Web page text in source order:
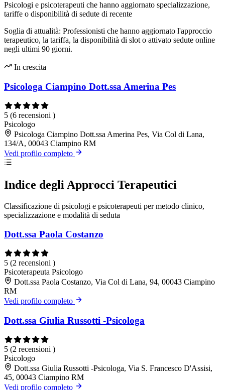
Psicologi e psicoterapeuti che hanno aggiornato specializzazione,
tariffe o disponibilità di sedute di recente
Soglia di attualità: Professionisti che hanno aggiornato l'approccio
terapeutico, la tariffa, la disponibilità di slot o attivato sedute online
negli ultimi 90 giorni.
In crescita
Psicologa Ciampino Dott.ssa Amerina Pes
5 (6 recensioni )
Psicologo
Psicologa Ciampino Dott.ssa Amerina Pes, Via Col di Lana,
134/A, 00043 Ciampino RM
Vedi profilo completo
Indice degli Approcci Terapeutici
Classificazione di psicologi e psicoterapeuti per metodo clinico,
specializzazione e modalità di seduta
Dott.ssa Paola Costanzo
5 (2 recensioni )
Psicoterapeuta Psicologo
Dott.ssa Paola Costanzo, Via Col di Lana, 94, 00043 Ciampino
RM
Vedi profilo completo
Dott.ssa Giulia Russotti -Psicologa
5 (2 recensioni )
Psicologo
Dott.ssa Giulia Russotti -Psicologa, Via S. Francesco D'Assisi,
45, 00043 Ciampino RM
Vedi profilo completo